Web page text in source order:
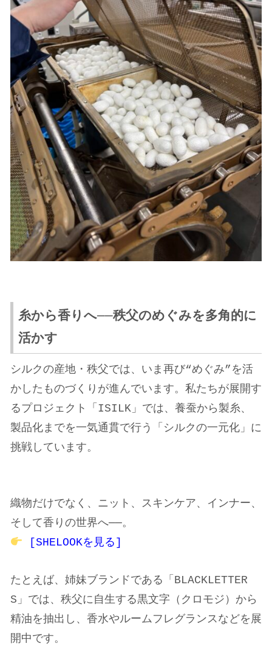
糸から香りへ──秩父のめぐみを多角的に
活かす
シルクの産地・秩父では、いま再び“めぐみ”を活
かしたものづくりが進んでいます。 私たちが展開す
るプロジェクト「ISILK」では、養蚕から製糸、
製品化までを一気通貫で行う「シルクの一元化」に
挑戦しています。
織物だけでなく、ニット、スキンケア、インナー、
そして香りの世界へ──。
[SHELOOKを見る]
たとえば、姉妹ブランドである「BLACKLETTER
S」では、秩父に自生する黒文字（クロモジ）から
精油を抽出し、香水やルームフレグランスなどを展
開中です。